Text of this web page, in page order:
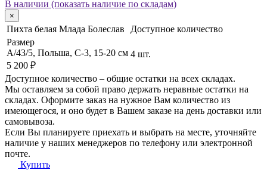
В наличии (показать наличие по складам)
×
Пихта белая Млада Болеслав
Доступное количество
Размер
A/43/5, Польша, C-3, 15-20 см
5 200 ₽
4 шт.
Доступное количество – общие остатки на всех складах.
Мы оставляем за собой право держать неравные остатки на
складах. Оформите заказ на нужное Вам количество из
имеющегося, и оно будет в Вашем заказе на день доставки или
самовывоза.
Если Вы планируете приехать и выбрать на месте, уточняйте
наличие у наших менеджеров по телефону или электронной
почте.
Купить